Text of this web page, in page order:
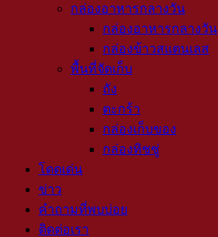
กล่องอาหารกลางวัน
กล่องอาหารกลางวัน
กล่องข้าวสแตนเลส
พื้นที่จัดเก็บ
ถัง
ตะกร้า
กล่องเก็บของ
กล่องทิชชู่
โดดเด่น
ข่าว
คำถามที่พบบ่อย
ติดต่อเรา